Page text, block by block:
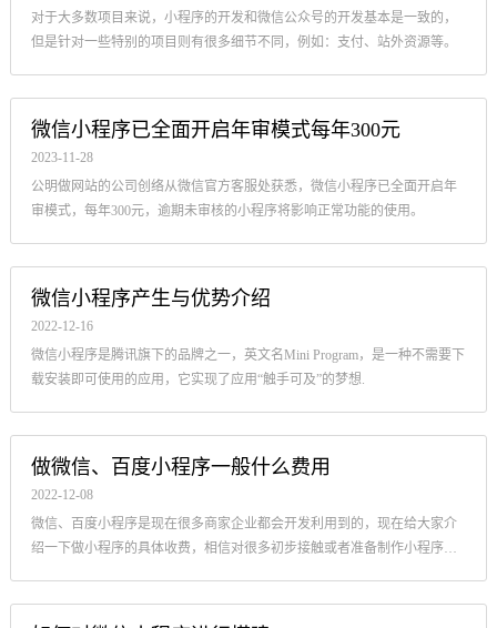
对于大多数项目来说，小程序的开发和微信公众号的开发基本是一致的，
但是针对一些特别的项目则有很多细节不同，例如：支付、站外资源等。
微信小程序已全面开启年审模式每年300元
2023-11-28
公明做网站的公司创络从微信官方客服处获悉，微信小程序已全面开启年
审模式，每年300元，逾期未审核的小程序将影响正常功能的使用。
微信小程序产生与优势介绍
2022-12-16
微信小程序是腾讯旗下的品牌之一，英文名Mini Program，是一种不需要下
载安装即可使用的应用，它实现了应用“触手可及”的梦想.
做微信、百度小程序一般什么费用
2022-12-08
微信、百度小程序是现在很多商家企业都会开发利用到的，现在给大家介
绍一下做小程序的具体收费，相信对很多初步接触或者准备制作小程序的